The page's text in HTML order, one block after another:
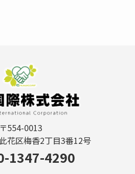
〒554-0013
花区梅香2丁目3番12号
1347-4290